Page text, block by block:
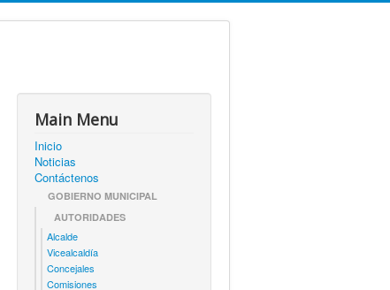
Main Menu
Inicio
Noticias
Contáctenos
GOBIERNO MUNICIPAL
AUTORIDADES
Alcalde
Vicealcaldía
Concejales
Comisiones